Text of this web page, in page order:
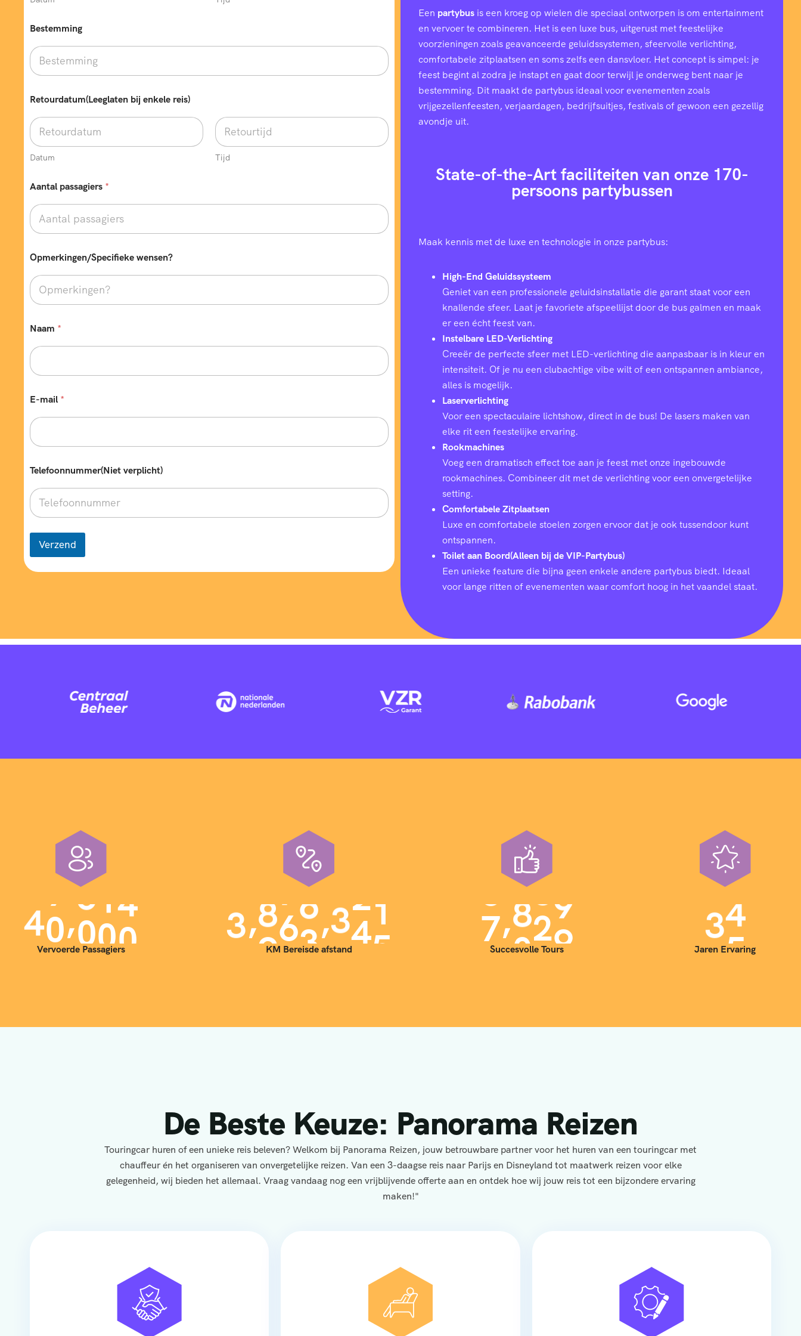
Bestemming
Retourdatum(Leeglaten bij enkele reis)
Datum Tijd
Aantal passagiers *
Opmerkingen/Specifieke wensen?
Naam *
E-mail *
Telefoonnummer(Niet verplicht)
Verzend
Een partybus is een kroeg op wielen die speciaal ontworpen is om entertainment
en vervoer te combineren. Het is een luxe bus, uitgerust met feestelijke
voorzieningen zoals geavanceerde geluidssystemen, sfeervolle verlichting,
comfortabele zitplaatsen en soms zelfs een dansvloer. Het concept is simpel: je
feest begint al zodra je instapt en gaat door terwijl je onderweg bent naar je
bestemming. Dit maakt de partybus ideaal voor evenementen zoals
vrijgezellenfeesten, verjaardagen, bedrijfsuitjes, festivals of gewoon een gezellig
avondje uit.
State-of-the-Art faciliteiten van onze 170-
persoons partybussen
Maak kennis met de luxe en technologie in onze partybus:
High-End Geluidssysteem
Geniet van een professionele geluidsinstallatie die garant staat voor een
knallende sfeer. Laat je favoriete afspeellijst door de bus galmen en maak
er een écht feest van.
Instelbare LED-Verlichting
Creeër de perfecte sfeer met LED-verlichting die aanpasbaar is in kleur en
intensiteit. Of je nu een clubachtige vibe wilt of een ontspannen ambiance,
alles is mogelijk.
Laserverlichting
Voor een spectaculaire lichtshow, direct in de bus! De lasers maken van
elke rit een feestelijke ervaring.
Rookmachines
Voeg een dramatisch effect toe aan je feest met onze ingebouwde
rookmachines. Combineer dit met de verlichting voor een onvergetelijke
setting.
Comfortabele Zitplaatsen
Luxe en comfortabele stoelen zorgen ervoor dat je ook tussendoor kunt
ontspannen.
Toilet aan Boord(Alleen bij de VIP-Partybus)
Een unieke feature die bijna geen enkele andere partybus biedt. Ideaal
voor lange ritten of evenementen waar comfort hoog in het vaandel staat.
40,000
Vervoerde Passagiers
3,900,000
KM Bereisde afstand
7,000
Succesvolle Tours
35
Jaren Ervaring
De Beste Keuze: Panorama Reizen
Touringcar huren of een unieke reis beleven? Welkom bij Panorama Reizen, jouw betrouwbare partner voor het huren van een touringcar met
chauffeur én het organiseren van onvergetelijke reizen. Van een 3-daagse reis naar Parijs en Disneyland tot maatwerk reizen voor elke
gelegenheid, wij bieden het allemaal. Vraag vandaag nog een vrijblijvende offerte aan en ontdek hoe wij jouw reis tot een bijzondere ervaring
maken!"